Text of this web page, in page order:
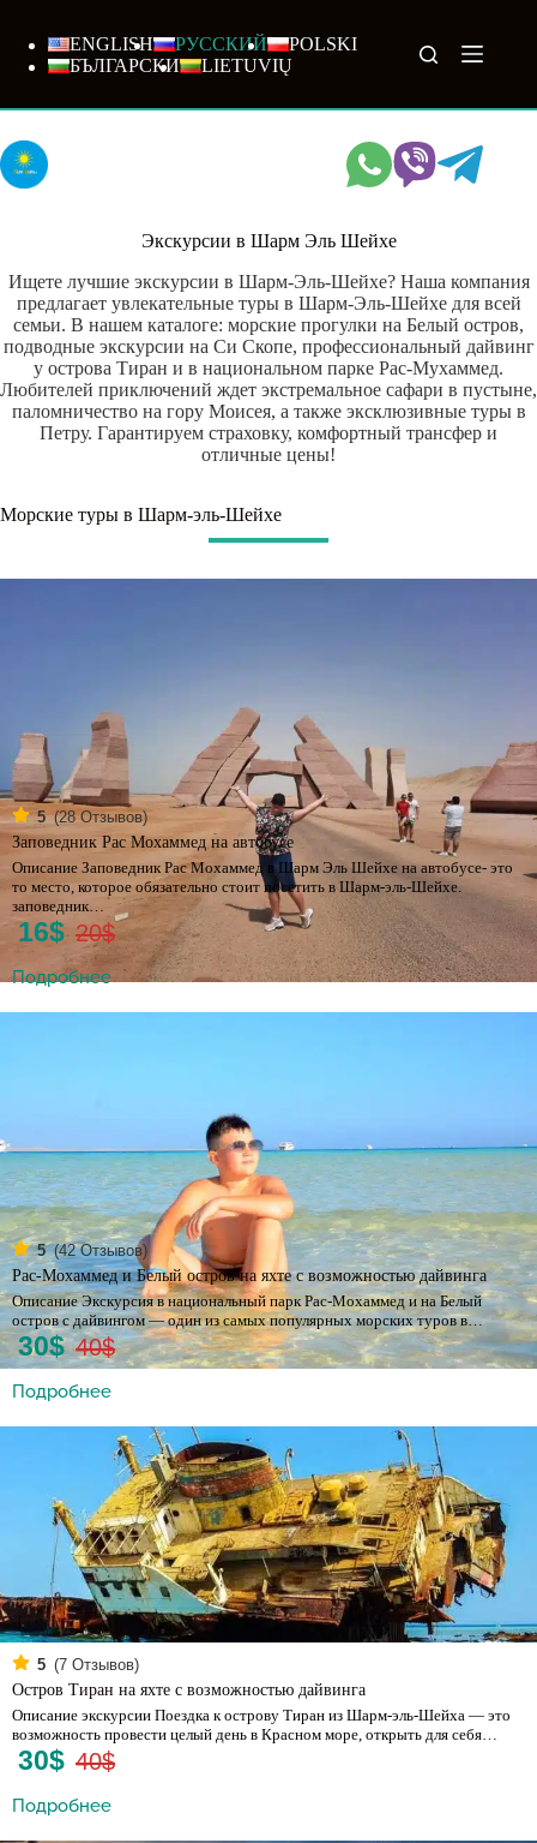
сути
ENGLISH РУССКИЙ
POLSKI
БЪЛГАРСКИ
LIETUVIŲ
Экскурсии в Шарм Эль Шейхе
Ищете лучшие экскурсии в Шарм-Эль-Шейхе? Наша компания
предлагает увлекательные туры в Шарм-Эль-Шейхе для всей
семьи. В нашем каталоге: морские прогулки на Белый остров,
подводные экскурсии на Си Скопе, профессиональный дайвинг
у острова Тиран и в национальном парке Рас-Мухаммед.
Любителей приключений ждет экстремальное сафари в пустыне,
паломничество на гору Моисея, а также эксклюзивные туры в
Петру. Гарантируем страховку, комфортный трансфер и
отличные цены!
Морские туры в Шарм-эль-Шейхе
5 (28Отзывов)
Заповедник Рас Мохаммед на автобусе
Описание Заповедник Рас Мохаммед в Шарм Эль Шейхе на автобусе- это
то место, которое обязательно стоит посетить в Шарм-эль-Шейхе.
заповедник…
16$ 20$
Подробнее
5 (42Отзывов)
Рас-Мохаммед и Белый остров на яхте с возможностью дайвинга
Описание Экскурсия в национальный парк Рас-Мохаммед и на Белый
остров с дайвингом — один из самых популярных морских туров в…
30$ 40$
Подробнее
5 (7Отзывов)
Остров Тиран на яхте с возможностью дайвинга
Описание экскурсии Поездка к острову Тиран из Шарм-эль-Шейха — это
возможность провести целый день в Красном море, открыть для себя…
30$ 40$
Подробнее